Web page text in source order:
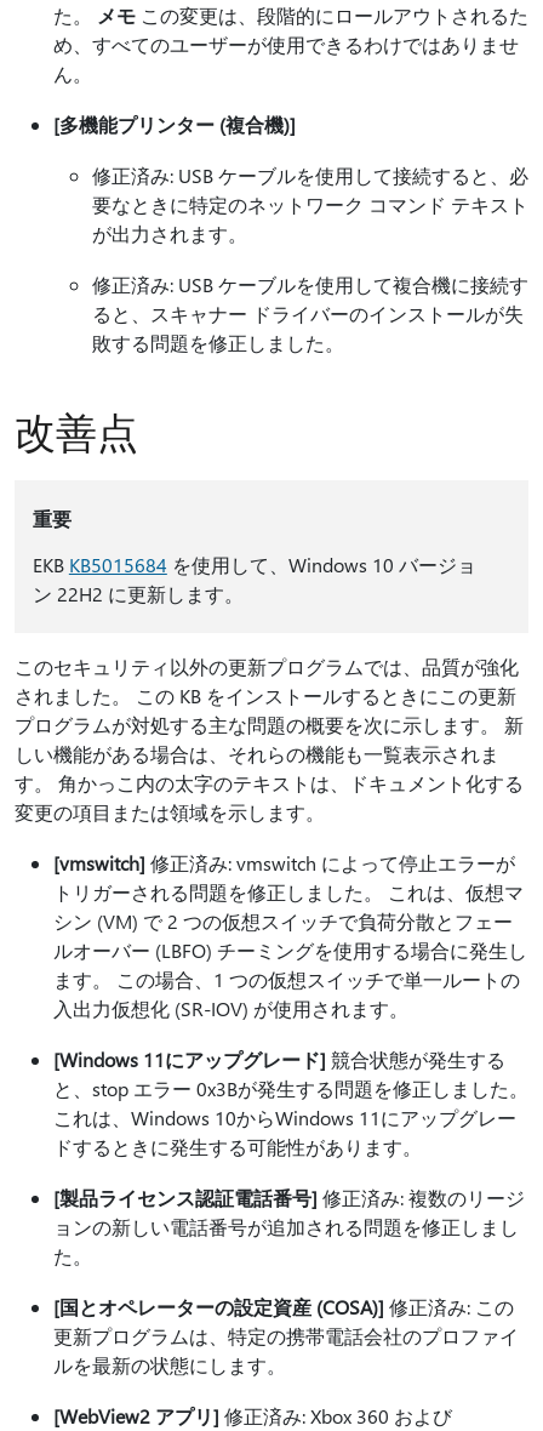
た。
メモ この変更は、段階的にロールアウトされるた
め、すべてのユーザーが使用できるわけではありませ
ん。
[多機能プリンター (複合機)]
修正済み: USB ケーブルを使用して接続すると、必
要なときに特定のネットワーク コマンド テキスト
が出力されます。
修正済み: USB ケーブルを使用して複合機に接続す
ると、スキャナー ドライバーのインストールが失
敗する問題を修正しました。
改善点
重要
EKB KB5015684 を使用して、Windows 10 バージョ
ン 22H2 に更新します。
このセキュリティ以外の更新プログラムでは、品質が強化
されました。 この KB をインストールするときにこの更新
プログラムが対処する主な問題の概要を次に示します。 新
しい機能がある場合は、それらの機能も一覧表示されま
す。 角かっこ内の太字のテキストは、ドキュメント化する
変更の項目または領域を示します。
[vmswitch] 修正済み: vmswitch によって停止エラーが
トリガーされる問題を修正しました。 これは、仮想マ
シン (VM) で 2 つの仮想スイッチで負荷分散とフェー
ルオーバー (LBFO) チーミングを使用する場合に発生し
ます。 この場合、1 つの仮想スイッチで単一ルートの
入出力仮想化 (SR-IOV) が使用されます。
[Windows 11にアップグレード] 競合状態が発生する
と、stop エラー 0x3Bが発生する問題を修正しました。
これは、Windows 10からWindows 11にアップグレー
ドするときに発生する可能性があります。
[製品ライセンス認証電話番号] 修正済み: 複数のリージ
ョンの新しい電話番号が追加される問題を修正しまし
た。
[国とオペレーターの設定資産 (COSA)] 修正済み: この
更新プログラムは、特定の携帯電話会社のプロファイ
ルを最新の状態にします。
[WebView2 アプリ] 修正済み: Xbox 360 および